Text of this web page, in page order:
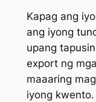
Kapag ang
ang iyong
upang
export ng
maaaring
iyong